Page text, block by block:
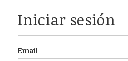
Iniciar sesión
Email